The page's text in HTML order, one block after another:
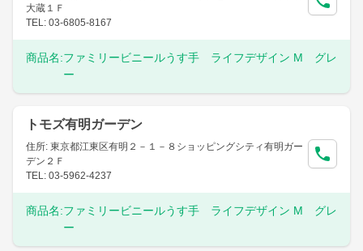
大蔵１Ｆ
TEL: 03-6805-8167
商品名:ファミリービニールうす手 ライフデザイン M グレ
ー
トモズ有明ガーデン
住所: 東京都江東区有明２－１－８ショッピングシティ有明ガー
デン２Ｆ
TEL: 03-5962-4237
商品名:ファミリービニールうす手 ライフデザイン M グレ
ー